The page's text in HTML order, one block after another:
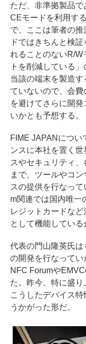
ただ、非準拠製品
CEモードを利用す
で、ここは筆者の
ドではきちんと検
れることのないR/W
トを削減している
当該の端末を製造
ていないので、会
を避けてさらに開
いかとも予想する。
FIME JAPANについ
ンスに本社を置く
スやセキュリティ
まで、ツールやコ
スの提供を行なっ
m関連では国内唯一
レジットカードな
として機能している
代表の門山隆英氏
の開発を行なってい
NFC Forumや
た。昨今、特に盛り
こうしたデバイス
うかがった形だ。